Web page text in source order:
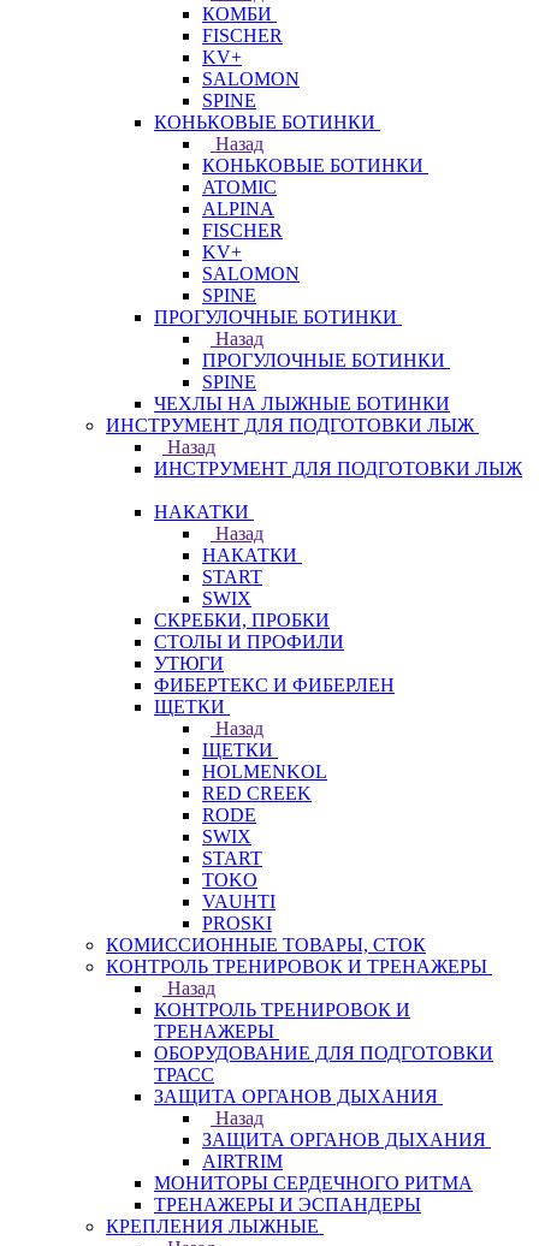
КОМБИ
FISCHER
KV+
SALOMON
SPINE
КОНЬКОВЫЕ БОТИНКИ
Назад
КОНЬКОВЫЕ БОТИНКИ
ATOMIC
ALPINA
FISCHER
KV+
SALOMON
SPINE
ПРОГУЛОЧНЫЕ БОТИНКИ
Назад
ПРОГУЛОЧНЫЕ БОТИНКИ
SPINE
ЧЕХЛЫ НА ЛЫЖНЫЕ БОТИНКИ
ИНСТРУМЕНТ ДЛЯ ПОДГОТОВКИ ЛЫЖ
Назад
ИНСТРУМЕНТ ДЛЯ ПОДГОТОВКИ ЛЫЖ
НАКАТКИ
Назад
НАКАТКИ
START
SWIX
СКРЕБКИ, ПРОБКИ
СТОЛЫ И ПРОФИЛИ
УТЮГИ
ФИБЕРТЕКС И ФИБЕРЛЕН
ЩЕТКИ
Назад
ЩЕТКИ
HOLMENKOL
RED CREEK
RODE
SWIX
START
TOKO
VAUHTI
PROSKI
КОМИССИОННЫЕ ТОВАРЫ, СТОК
КОНТРОЛЬ ТРЕНИРОВОК И ТРЕНАЖЕРЫ
Назад
КОНТРОЛЬ ТРЕНИРОВОК И
ТРЕНАЖЕРЫ
ОБОРУДОВАНИЕ ДЛЯ ПОДГОТОВКИ
ТРАСС
ЗАЩИТА ОРГАНОВ ДЫХАНИЯ
Назад
ЗАЩИТА ОРГАНОВ ДЫХАНИЯ
AIRTRIM
МОНИТОРЫ СЕРДЕЧНОГО РИТМА
ТРЕНАЖЕРЫ И ЭСПАНДЕРЫ
КРЕПЛЕНИЯ ЛЫЖНЫЕ